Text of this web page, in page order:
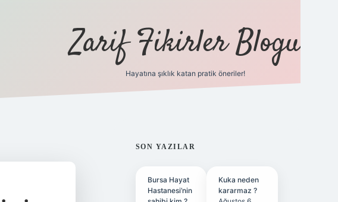
Zarif Fikirler Blogu
Hayatına şıklık katan pratik öneriler!
SIDEBAR
SON YAZILAR
Bursa Hayat
Hastanesi’nin
Kuka neden
kararmaz ?